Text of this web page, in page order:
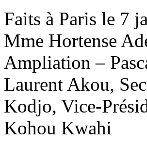
Faits à Paris le 7
Mme Hortense
Ampliation –
Laurent Akou,
Kodjo, Vice-
Kohou Kwahi